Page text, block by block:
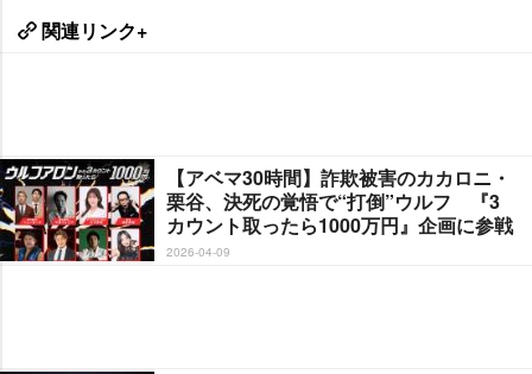
関連リンク+
【アベマ30時間】詐欺被害のカカロニ・
栗谷、決死の覚悟で“打倒”ウルフ 『3
カウント取ったら1000万円』企画に参戦
2026-04-09